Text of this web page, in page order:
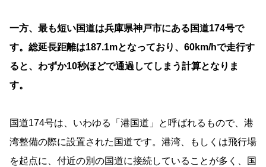
一方、最も短い国道は兵庫県神戸市にある国道174号で
す。総延長距離は187.1mとなっており、60km/hで走行す
ると、わずか10秒ほどで通過してしまう計算となりま
す。
国道174号は、いわゆる「港国道」と呼ばれるもので、港
湾整備の際に設置された国道です。港湾、もしくは飛行場
を起点に、付近の別の国道に接続していることが多く、国